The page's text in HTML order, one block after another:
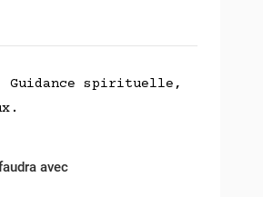
spirituelle,
avec